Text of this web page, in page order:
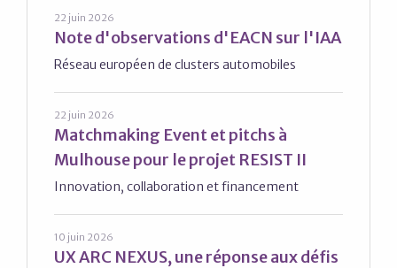
22 juin 2026
Note d'observations d'EACN sur l'IAA
Réseau européen de clusters automobiles
22 juin 2026
Matchmaking Event et pitchs à
Mulhouse pour le projet RESIST II
Innovation, collaboration et financement
10 juin 2026
UX ARC NEXUS, une réponse aux défis